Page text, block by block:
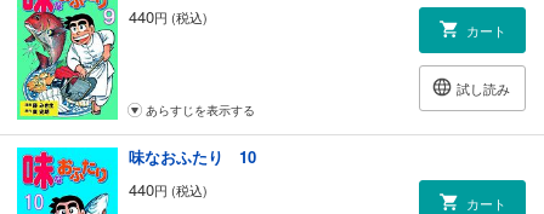
440円 (税込)
カート
試し読み
あらすじを表示する
味なおふたり 10
440円 (税込)
カート